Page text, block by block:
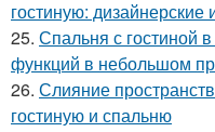
гостиную: дизайнерские
25. Спальня с гостиной
функций в небольшом
26. Слияние
гостиную и спальню